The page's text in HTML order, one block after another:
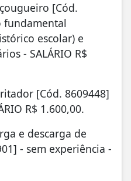
[Cód.
fundamental
escolar) e
- SALÁRIO R$
[Cód. 8609448]
R$ 1.600,00.
e descarga de
- sem experiência -